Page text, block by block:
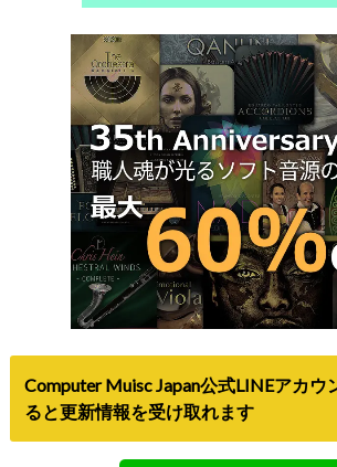
Computer Muisc Japan公式LINEアカウ
ると更新情報を受け取れます